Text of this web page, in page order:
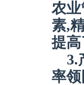
农
素,
提
3.
率